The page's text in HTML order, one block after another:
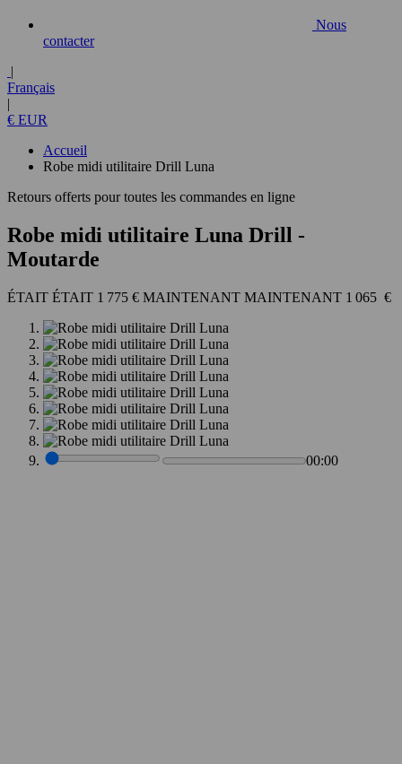
Nous
contacter
|
Français
|
€ EUR
Accueil
Robe midi utilitaire Drill Luna
Retours offerts pour toutes les commandes en ligne
Robe midi utilitaire Luna Drill -
Moutarde
1 775 € 1 065 €
00:00